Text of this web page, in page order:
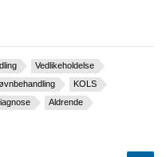
Vedlikeholdelse
KOLS
Aldrende